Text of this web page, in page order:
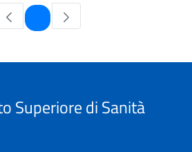
Pagina
Superiore di Sanità